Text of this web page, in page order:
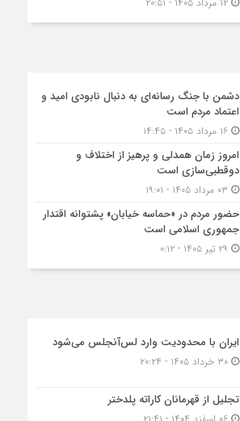
دشمن با جنگ رسانه‌ای به دنبال نابودی امید و
اعتماد مردم است
۱۶ مرداد ۱۴۰۵ - ۱۴:۴۵
امروز زمان همدلی و پرهیز از اختلاف و
دوقطبی‌سازی است
حضور مردم در «حماسه خیابان» پشتوانه اقتدار
جمهوری اسلامی است
ایران با محدودیت وارد لس‌آنجلس می‌شود
۳۰ خرداد ۱۴۰۵ - ۲۰:۲۴
تجلیل از قهرمانان کاراته پلدختر